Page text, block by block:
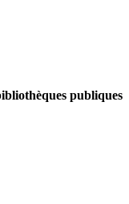
publiques